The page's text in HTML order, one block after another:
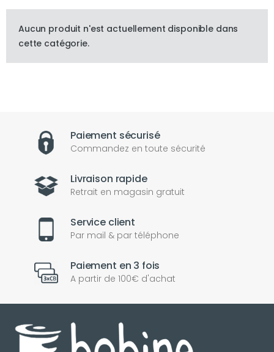
Aucun produit n'est actuellement disponible dans
cette catégorie.
Paiement sécurisé
Commandez en toute sécurité
Livraison rapide
Retrait en magasin gratuit
Service client
Par mail & par téléphone
Paiement en 3 fois
A partir de 100€ d'achat